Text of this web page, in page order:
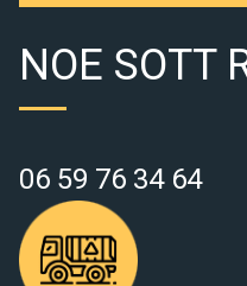
NOE SOTT
06 59 76 34 64